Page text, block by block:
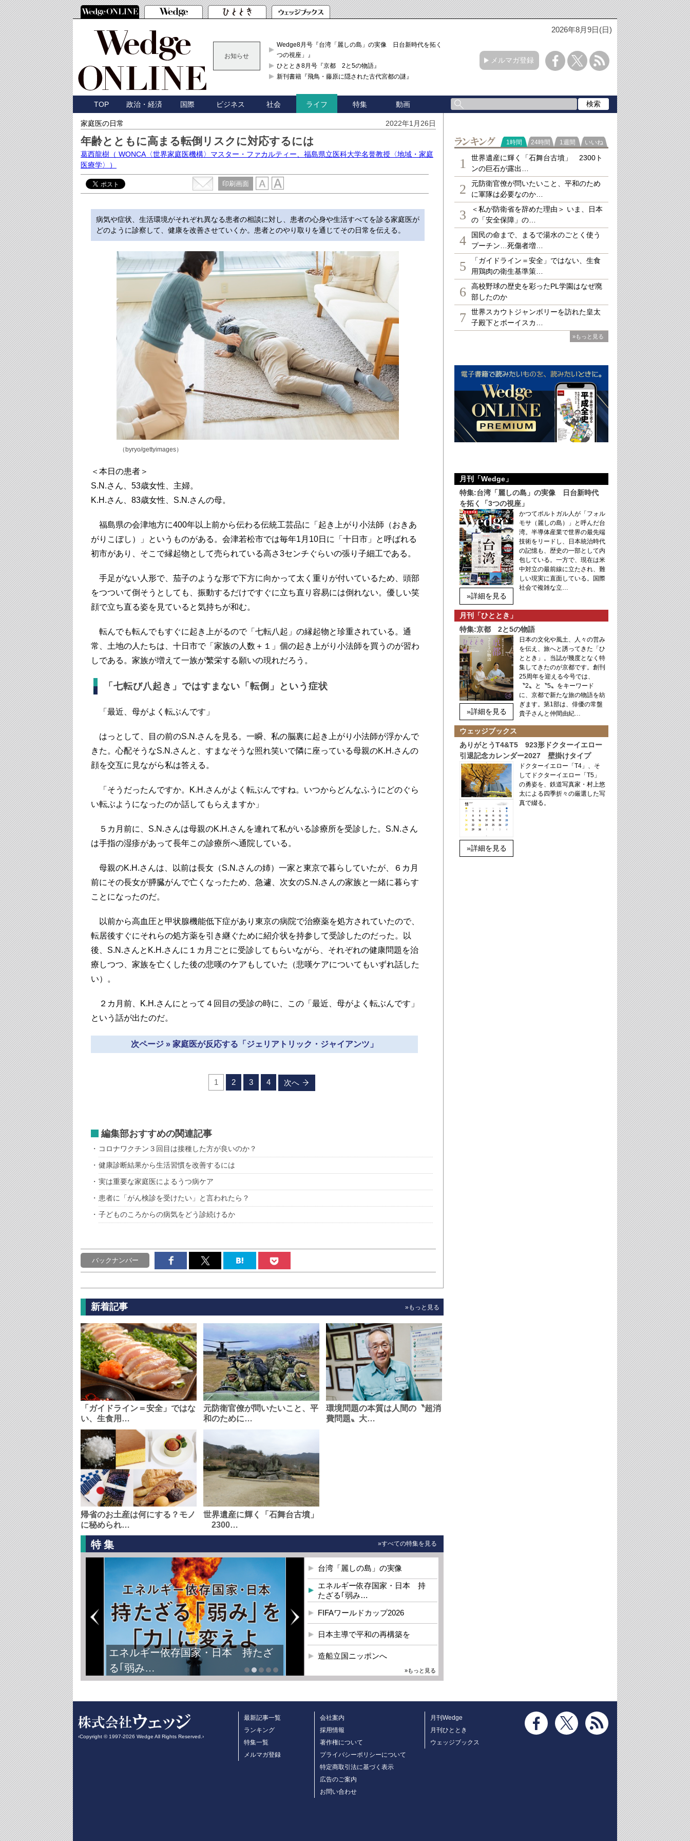
2026年8月9日(日)
お知らせ
Wedge8月号『台湾「麗しの島」の実像 日台新時代を拓く「3
つの視座」』
ひととき8月号『京都 2と5の物語』
新刊書籍『飛鳥・藤原に隠された古代宮都の謎』
メルマガ登録
TOP 政治・経済 国際 ビジネス 社会 ライフ 特集 動画
家庭医の日常 2022年1月26日
年齢とともに高まる転倒リスクに対応するには
葛西龍樹 （ WONCA〈世界家庭医機構〉マスター・ファカルティー、福島県立医科大学名誉教授〈地域・家庭
医療学〉）
印刷画面
病気や症状、生活環境がそれぞれ異なる患者の相談に対し、患者の心身や生活すべてを診る家庭医が
どのように診察して、健康を改善させていくか。患者とのやり取りを通じてその日常を伝える。
（byryo/gettyimages）
＜本日の患者＞
S.N.さん、53歳女性、主婦。
K.H.さん、83歳女性、S.N.さんの母。
福島県の会津地方に400年以上前から伝わる伝統工芸品に「起き上がり小法師（おきあ
がりこぼし）」というものがある。会津若松市では毎年1月10日に「十日市」と呼ばれる
初市があり、そこで縁起物として売られている高さ3センチぐらいの張り子細工である。
手足がない人形で、茄子のような形で下方に向かって太く重りが付いているため、頭部
をつついて倒そうとしても、振動するだけですぐに立ち直り容易には倒れない。優しい笑
顔で立ち直る姿を見ていると気持ちが和む。
転んでも転んでもすぐに起き上がるので「七転八起」の縁起物と珍重されている。通
常、土地の人たちは、十日市で「家族の人数＋１」個の起き上がり小法師を買うのが習わ
しである。家族が増えて一族が繁栄する願いの現れだろう。
「七転び八起き」ではすまない「転倒」という症状
「最近、母がよく転ぶんです」
はっとして、目の前のS.N.さんを見る。一瞬、私の脳裏に起き上がり小法師が浮かんで
きた。心配そうなS.N.さんと、すまなそうな照れ笑いで隣に座っている母親のK.H.さんの
顔を交互に見ながら私は答える。
「そうだったんですか。K.H.さんがよく転ぶんですね。いつからどんなふうにどのぐら
い転ぶようになったのか話してもらえますか」
５カ月前に、S.N.さんは母親のK.H.さんを連れて私がいる診療所を受診した。S.N.さん
は手指の湿疹があって長年この診療所へ通院している。
母親のK.H.さんは、以前は長女（S.N.さんの姉）一家と東京で暮らしていたが、６カ月
前にその長女が膵臓がんで亡くなったため、急遽、次女のS.N.さんの家族と一緒に暮らす
ことになったのだ。
以前から高血圧と甲状腺機能低下症があり東京の病院で治療薬を処方されていたので、
転居後すぐにそれらの処方薬を引き継ぐために紹介状を持参して受診したのだった。以
後、S.N.さんとK.H.さんに１カ月ごとに受診してもらいながら、それぞれの健康問題を治
療しつつ、家族を亡くした後の悲嘆のケアもしていた（悲嘆ケアについてもいずれ話した
い）。
２カ月前、K.H.さんにとって４回目の受診の時に、この「最近、母がよく転ぶんです」
という話が出たのだ。
次ページ » 家庭医が反応する「ジェリアトリック・ジャイアンツ」
1 2 3 4 次へ
編集部おすすめの関連記事
コロナワクチン３回目は接種した方が良いのか？
健康診断結果から生活習慣を改善するには
実は重要な家庭医によるうつ病ケア
患者に「がん検診を受けたい」と言われたら？
子どものころからの病気をどう診続けるか
バックナンバー
新着記事 »もっと見る
「ガイドライン＝安全」ではな
い、生食用…
元防衛官僚が問いたいこと、平
和のために…
環境問題の本質は人間の〝超消
費問題〟大…
帰省のお土産は何にする？モノ
に秘められ…
世界遺産に輝く「石舞台古墳」
2300…
特集 »すべての特集を見る
エネルギー依存国家・日本 持たざ
る｢弱み…
台湾「麗しの島」の実像
エネルギー依存国家・日本 持
たざる｢弱み…
FIFAワールドカップ2026
日本主導で平和の再構築を
造船立国ニッポンへ
»もっと見る
ランキング
1時間 24時間 1週間 いいね
1
世界遺産に輝く「石舞台古墳」 2300ト
ンの巨石が露出…
2
元防衛官僚が問いたいこと、平和のため
に軍隊は必要なのか…
3
＜私が防衛省を辞めた理由＞ いま、日本
の「安全保障」の…
4
国民の命まで、まるで湯水のごとく使う
プーチン…死傷者増…
5
「ガイドライン＝安全」ではない、生食
用鶏肉の衛生基準策…
6
高校野球の歴史を彩ったPL学園はなぜ廃
部したのか
7
世界スカウトジャンボリーを訪れた皇太
子殿下とボーイスカ…
»もっと見る
月刊「Wedge」
特集:台湾「麗しの島」の実像 日台新時代
を拓く「3つの視座」
»詳細を見る
かつてポルトガル人が「フォル
モサ（麗しの島）」と呼んだ台
湾。半導体産業で世界の最先端
技術をリードし、日本統治時代
の記憶も、歴史の一部として内
包している。一方で、現在は米
中対立の最前線に立たされ、難
しい現実に直面している。国際
社会で複雑な立…
月刊「ひととき」
特集:京都 2と5の物語
»詳細を見る
日本の文化や風土、人々の営み
を伝え、旅へと誘ってきた「ひ
ととき」。当誌が幾度となく特
集してきたのが京都です。創刊
25周年を迎える今号では、
〝2〟と〝5〟をキーワード
に、京都で新たな旅の物語を紡
ぎます。第1部は、俳優の常盤
貴子さんと仲間由紀…
ウェッジブックス
ありがとうT4&T5 923形ドクターイエロー
引退記念カレンダー2027 壁掛けタイプ
»詳細を見る
ドクターイエロー「T4」、そ
してドクターイエロー「T5」
の勇姿を、鉄道写真家・村上悠
太による四季折々の厳選した写
真で綴る。
‹Copyright © 1997-2026 Wedge All Rights Reserved.›
最新記事一覧
ランキング
特集一覧
メルマガ登録
会社案内
採用情報
著作権について
プライバシーポリシーについて
特定商取引法に基づく表示
広告のご案内
お問い合わせ
月刊Wedge
月刊ひととき
ウェッジブックス